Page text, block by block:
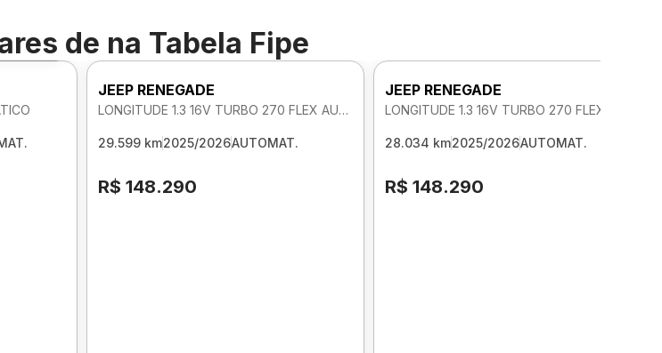
de na Tabela Fipe
Foto 360º
JEEP RENEGADE
LONGITUDE 1.3 16V TURBO 270 FLEX AUTOMATICO
29.599 km2025/2026AUTOMAT.
R$ 148.290
JEEP RENEGADE
28.034 km2025/2026AUTOMAT.
R$ 148.290